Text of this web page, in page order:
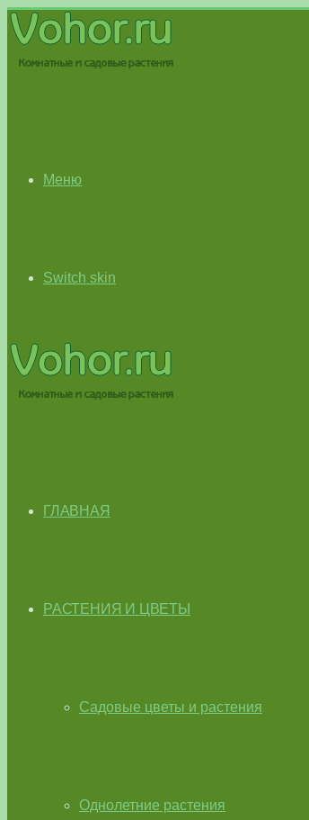
Меню
Switch skin
ГЛАВНАЯ
РАСТЕНИЯ И ЦВЕТЫ
Садовые цветы и растения
Однолетние растения